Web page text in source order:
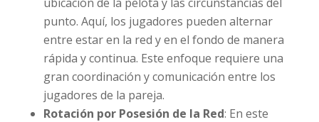
punto. Aquí, los jugadores pueden alternar
entre estar en la red y en el fondo de manera
rápida y continua. Este enfoque requiere una
gran coordinación y comunicación entre los
jugadores de la pareja.
Rotación por Posesión de la Red: En este